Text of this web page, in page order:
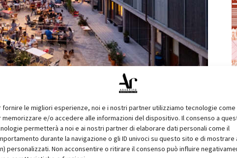
fornire le migliori esperienze, noi e i nostri partner utilizziamo tecnologie come
memorizzare e/o accedere alle informazioni del dispositivo. Il consenso a
permetterà a noi e ai nostri partner di elaborare dati personali come il
durante la navigazione o gli ID univoci su questo sito e di mostrare
personalizzati. Non acconsentire o ritirare il consenso può influire
a Arketipo